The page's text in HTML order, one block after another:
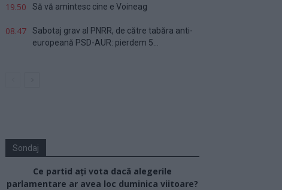
19.50 Să vă amintesc cine e Voineag
08.47
Sabotaj grav al PNRR, de către tabăra anti-
europeană PSD-AUR: pierdem 5...
Sondaj
Ce partid ați vota dacă alegerile
parlamentare ar avea loc duminica viitoare?